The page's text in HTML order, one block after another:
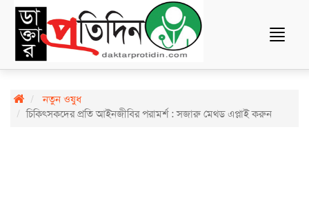
Toggle
নতুন ওষুধ
চিকিৎসকদের প্রতি আইনজীবির পরামর্শ : সজারু মেথড এপ্লাই করুন